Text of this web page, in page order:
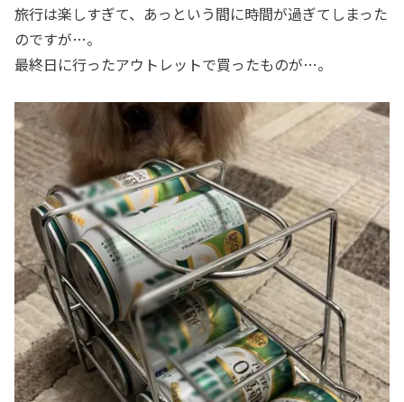
旅行は楽しすぎて、あっという間に時間が過ぎてしまった
のですが…。
最終日に行ったアウトレットで買ったものが…。